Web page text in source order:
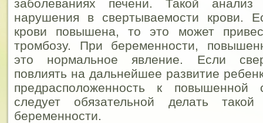
заболеваниях печени. Такой анализ
нарушения в свертываемости крови.
крови повышена, то это может
тромбозу. При беременности,
это нормальное явление. Если
повлиять на дальнейшее развитие
предрасположенность к повышенной
следует обязательной делать
беременности.